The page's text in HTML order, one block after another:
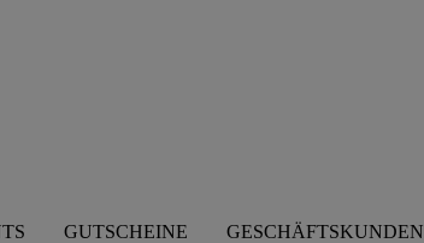
GUTSCHEINE GESCHÄFTSKUNDEN